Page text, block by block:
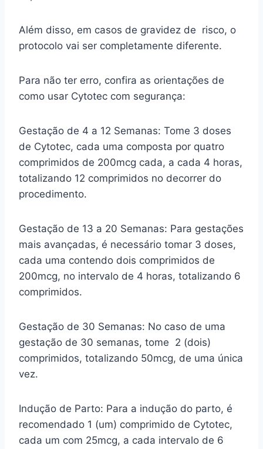
Além disso, em casos de gravidez de risco, o
protocolo vai ser completamente diferente.
Para não ter erro, confira as orientações de
como usar Cytotec com segurança:
Gestação de 4 a 12 Semanas: Tome 3 doses
de Cytotec, cada uma composta por quatro
comprimidos de 200mcg cada, a cada 4 horas,
totalizando 12 comprimidos no decorrer do
procedimento.
Gestação de 13 a 20 Semanas: Para gestações
mais avançadas, é necessário tomar 3 doses,
cada uma contendo dois comprimidos de
200mcg, no intervalo de 4 horas, totalizando 6
comprimidos.
Gestação de 30 Semanas: No caso de uma
gestação de 30 semanas, tome 2 (dois)
comprimidos, totalizando 50mcg, de uma única
vez.
Indução de Parto: Para a indução do parto, é
recomendado 1 (um) comprimido de Cytotec,
cada um com 25mcg, a cada intervalo de 6